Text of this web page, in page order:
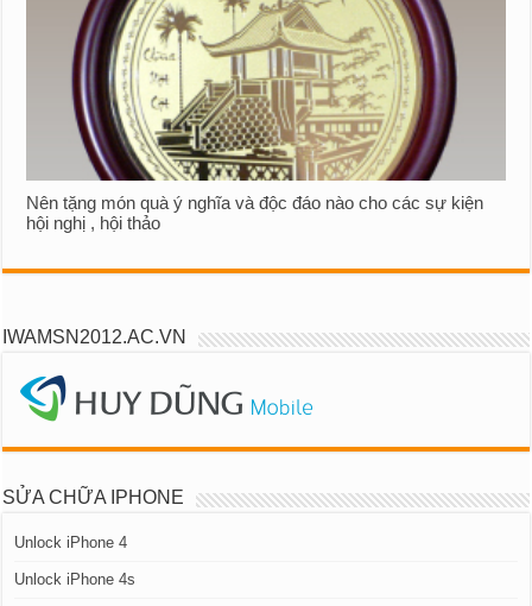
Nên tặng món quà ý nghĩa và độc đáo nào cho các sự kiện
hội nghị , hội thảo
IWAMSN2012.AC.VN
SỬA CHỮA IPHONE
Unlock iPhone 4
Unlock iPhone 4s